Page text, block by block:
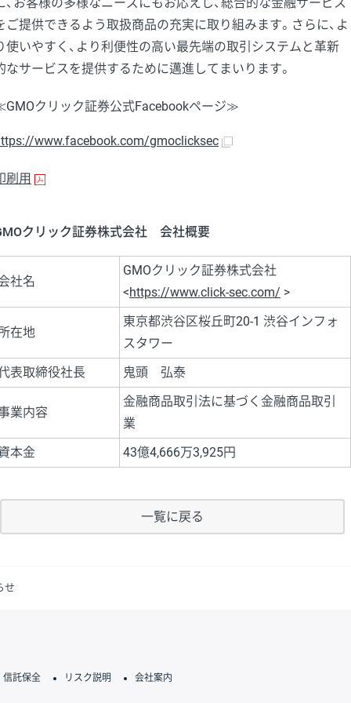
ご提供できるよう取扱商品の充実に取り組みます。さらに、よ
使いやすく、より利便性の高い最先端の取引システムと革新
なサービスを提供するために邁進してまいります。
クリック証券公式Facebookページ≫
www.facebook.com/gmoclicksec
刷用
クリック証券株式会社 会社概要
社名
GMOクリック証券株式会社
<https://www.click-sec.com/ >
在地
東京都渋谷区桜丘町20-1 渋谷インフォ
スタワー
表取締役社長
鬼頭 弘泰
業内容
金融商品取引法に基づく金融商品取引
業
本金
43億4,666万3,925円
一覧に戻る
せ
信託保全 リスク説明 会社案内